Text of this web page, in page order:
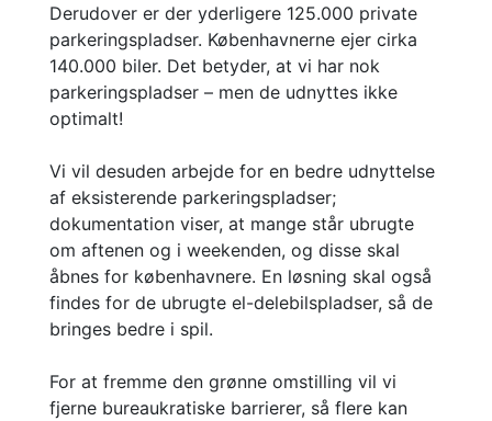
Derudover er der yderligere 125.000 private
parkeringspladser. Københavnerne ejer cirka
140.000 biler. Det betyder, at vi har nok
parkeringspladser – men de udnyttes ikke
optimalt!
Vi vil desuden arbejde for en bedre udnyttelse
af eksisterende parkeringspladser;
dokumentation viser, at mange står ubrugte
om aftenen og i weekenden, og disse skal
åbnes for københavnere. En løsning skal også
findes for de ubrugte el-delebilspladser, så de
bringes bedre i spil.
For at fremme den grønne omstilling vil vi
fjerne bureaukratiske barrierer, så flere kan